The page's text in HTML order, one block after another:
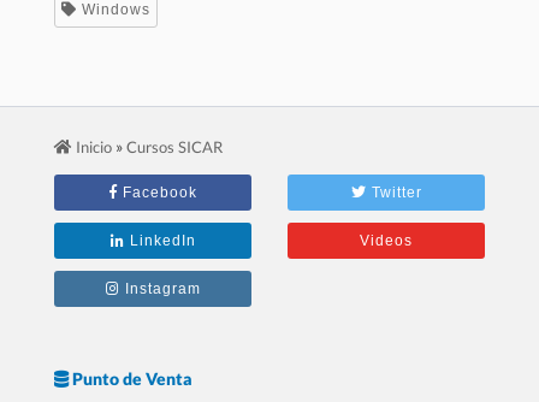
Windows
Inicio »Cursos SICAR
Facebook Twitter
LinkedIn Videos
Instagram
Punto de Venta